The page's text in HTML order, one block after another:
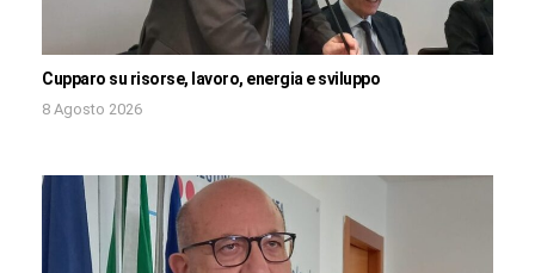
Cupparo su risorse, lavoro, energia e sviluppo
8 Agosto 2026